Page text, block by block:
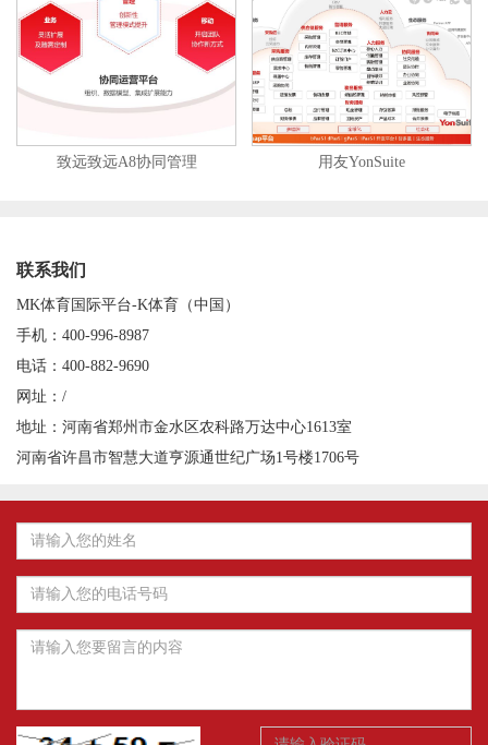
致远致远A8协同管理 用友YonSuite
联系我们
MK体育国际平台-K体育（中国）
手机：400-996-8987
电话：400-882-9690
网址：/
地址：河南省郑州市金水区农科路万达中心1613室
河南省许昌市智慧大道亨源通世纪广场1号楼1706号